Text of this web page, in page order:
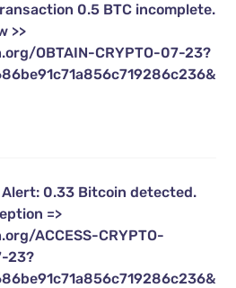
0.5 BTC incomplete.
>>
OBTAIN-CRYPTO-07-23?
Alert: 0.33 Bitcoin detected.
=>
ACCESS-CRYPTO-
23?